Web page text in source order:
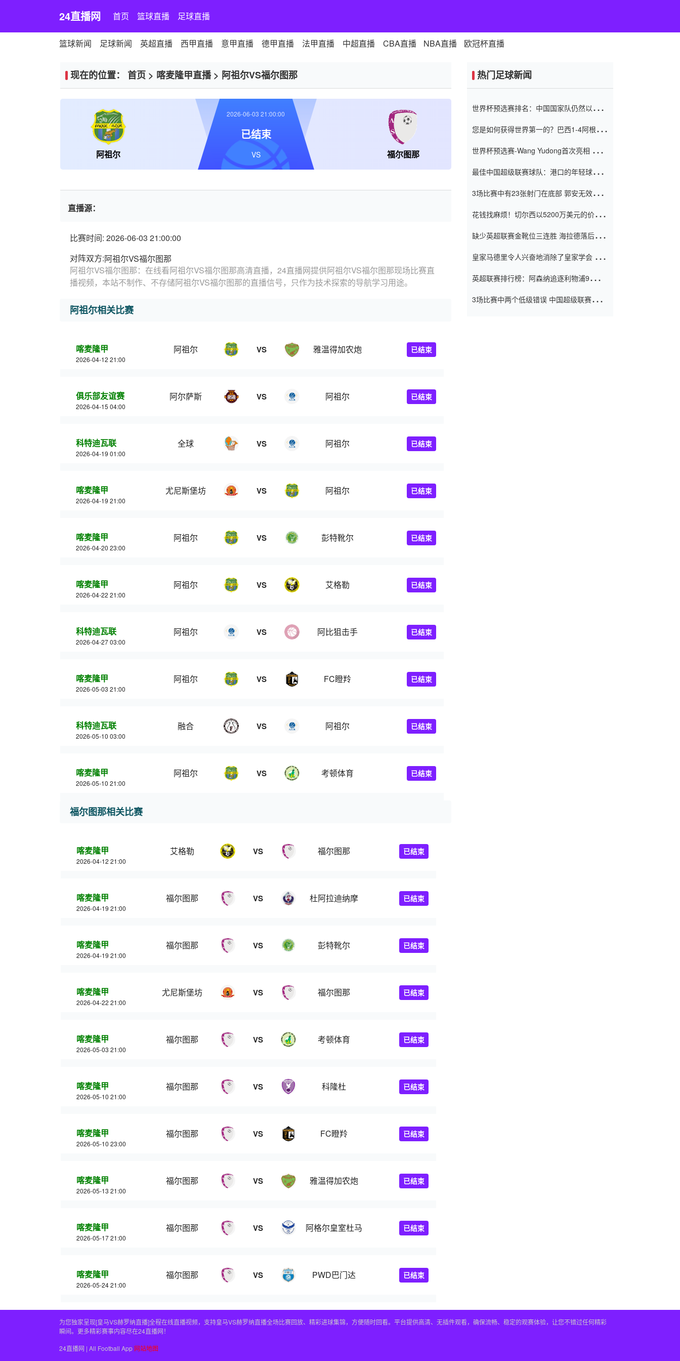
24直播网 首页 篮球直播 足球直播
篮球新闻 足球新闻 英超直播 西甲直播 意甲直播 德甲直播 法甲直播 中超直播 CBA直播 NBA直播 欧冠杯直播
现在的位置： 首页 > 喀麦隆甲直播> 阿祖尔VS福尔图那
阿祖尔 福尔图那
2026-06-03 21:00:00
已结束
VS
直播源：
比赛时间: 2026-06-03 21:00:00
对阵双方:阿祖尔VS福尔图那
阿祖尔VS福尔图那：在线看阿祖尔VS福尔图那高清直播，24直播网提供阿祖尔VS福尔图那现场比赛直
播视频，本站不制作、不存储阿祖尔VS福尔图那的直播信号，只作为技术探索的导航学习用途。
阿祖尔相关比赛
喀麦隆甲
2026-04-12 21:00
阿祖尔 VS 雅温得加农炮 已结束
俱乐部友谊赛
2026-04-15 04:00
阿尔萨斯 VS 阿祖尔 已结束
科特迪瓦联
2026-04-19 01:00
全球 VS 阿祖尔 已结束
喀麦隆甲
2026-04-19 21:00
尤尼斯堡坊 VS 阿祖尔 已结束
喀麦隆甲
2026-04-20 23:00
阿祖尔 VS 彭特靴尔 已结束
喀麦隆甲
2026-04-22 21:00
阿祖尔 VS 艾格勒 已结束
科特迪瓦联
2026-04-27 03:00
阿祖尔 VS 阿比狙击手 已结束
喀麦隆甲
2026-05-03 21:00
阿祖尔 VS FC瞪羚 已结束
科特迪瓦联
2026-05-10 03:00
融合 VS 阿祖尔 已结束
喀麦隆甲
2026-05-10 21:00
阿祖尔 VS 考顿体育 已结束
福尔图那相关比赛
喀麦隆甲
2026-04-12 21:00
艾格勒 VS 福尔图那 已结束
喀麦隆甲
2026-04-19 21:00
福尔图那 VS 杜阿拉迪纳摩 已结束
喀麦隆甲
2026-04-19 21:00
福尔图那 VS 彭特靴尔 已结束
喀麦隆甲
2026-04-22 21:00
尤尼斯堡坊 VS 福尔图那 已结束
喀麦隆甲
2026-05-03 21:00
福尔图那 VS 考顿体育 已结束
喀麦隆甲
2026-05-10 21:00
福尔图那 VS 科隆杜 已结束
喀麦隆甲
2026-05-10 23:00
福尔图那 VS FC瞪羚 已结束
喀麦隆甲
2026-05-13 21:00
福尔图那 VS 雅温得加农炮 已结束
喀麦隆甲
2026-05-17 21:00
福尔图那 VS 阿格尔皇室杜马 已结束
喀麦隆甲
2026-05-24 21:00
福尔图那 VS PWD巴门达 已结束
热门足球新闻
世界杯预选赛排名：中国国家队仍然以6分
您是如何获得世界第一的？巴西1-4阿根
世界杯预选赛-Wang Yudong首次亮相 中国
最佳中国超级联赛球队：港口的年轻球员在
（Taishan）
3场比赛中有23张射门在底部 郭安无效传球
花钱找麻烦！切尔西以5200万美元的价格
窗口
缺少英超联赛金靴位三连胜 海拉德落后6球
皇家马德里令人兴奋地消除了皇家学会 安
英超联赛排行榜：阿森纳追逐利物浦9分 曼
3场比赛中两个低级错误 中国超级联赛的前
为您独家呈现[皇马VS赫罗纳直播]全程在线直播视频，支持皇马VS赫罗纳直播全场比赛回放、精彩进球集锦，方便随时回看。平台提供高清、无插件观看，确保流畅、稳定的观赛体验，让您不错过任何精彩
瞬间。更多精彩赛事内容尽在24直播网！
24直播网 | All Football App 网站地图